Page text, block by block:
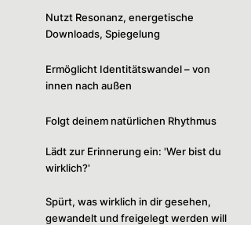
Klassisch:arbeitet mit Tools, Modellen,
nutzt Resonanz, Intuition, Downloads,
Tiefe der Veränderung
Klassisch:Veränderung von Verhalten &
Transformation deiner Identität und
Nutzt Resonanz, energetische
Downloads, Spiegelung
Ermöglicht Identitätswandel – von
innen nach außen
Folgt deinem natürlichen Rhythmus
Lädt zur Erinnerung ein: 'Wer bist du
wirklich?'
Spürt, was wirklich in dir gesehen,
gewandelt und freigelegt werden will